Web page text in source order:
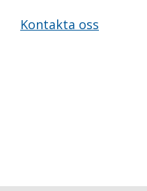
Kontakta oss